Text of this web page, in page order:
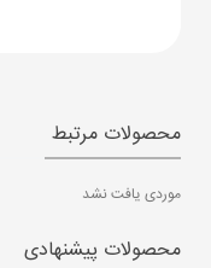
محصولات مرتبط
موردی یافت نشد
محصولات پیشنهادی